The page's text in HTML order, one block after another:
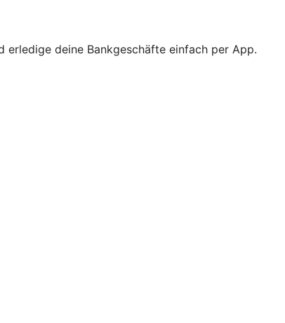
erledige deine Bankgeschäfte einfach per App.